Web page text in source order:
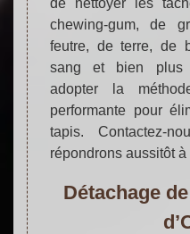
chewing-gum, de
feutre, de terre, de
sang et bien plus
adopter la
performante pour
tapis. Contactez-
répondrons aussitôt à
Détachage